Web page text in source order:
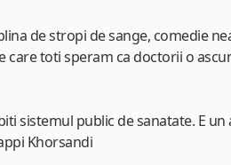
de stropi de sange, comedie
toti speram ca doctorii o
sistemul public de sanatate. E
Khorsandi